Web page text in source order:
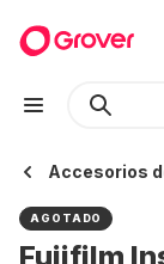
Accesorios
AGOTADO
Fujifilm